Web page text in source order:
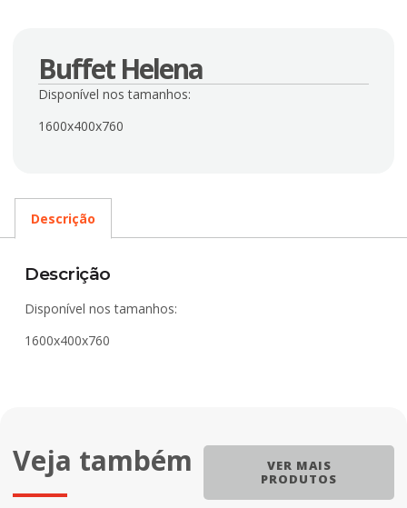
Buffet Helena
Disponível nos tamanhos:
1600x400x760
Descrição
Descrição
Disponível nos tamanhos:
1600x400x760
Veja também
VER MAIS
PRODUTOS